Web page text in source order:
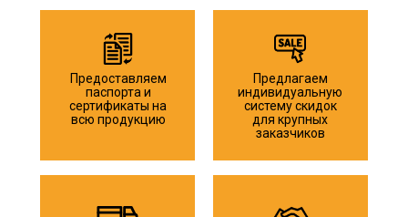
Предоставляем
паспорта и
сертификаты на
всю продукцию
Предлагаем
индивидуальную
систему скидок
для крупных
заказчиков